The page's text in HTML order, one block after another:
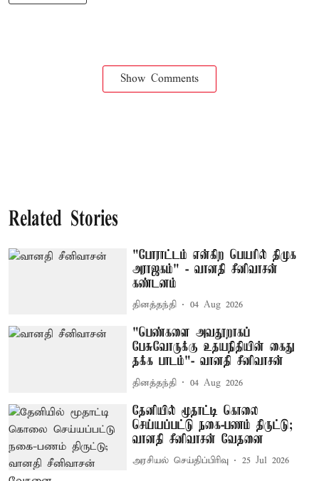
Show Comments
Related Stories
"போராட்டம் என்கிற பெயரில் திமுக
அராஜகம்" - வானதி சீனிவாசன்
கண்டனம்
தினத்தந்தி 04 Aug 2026
"பெண்களை அவதூறாகப்
பேசுவோருக்கு உதயநிதியின் கைது
தக்க பாடம்"- வானதி சீனிவாசன்
தினத்தந்தி 04 Aug 2026
தேனியில் மூதாட்டி கொலை
செய்யப்பட்டு நகை-பணம் திருட்டு;
வானதி சீனிவாசன் வேதனை
அரசியல் செய்திப்பிரிவு 25 Jul 2026